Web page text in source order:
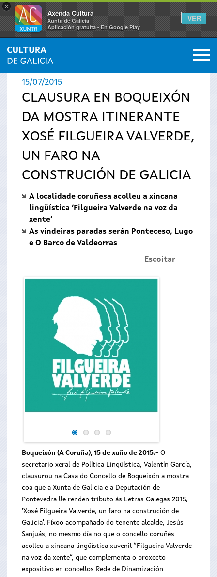
×
Axenda Cultura
Xunta de Galicia
Aplicación gratuíta - En Google Play
VER
Vostede
está
aquí
INICIO › ACTUALIDADE 0
15/07/2015
CLAUSURA EN BOQUEIXÓN
DA MOSTRA ITINERANTE
XOSÉ FILGUEIRA VALVERDE,
UN FARO NA
CONSTRUCIÓN DE GALICIA
A localidade coruñesa acolleu a xincana
lingüística ‘Filgueira Valverde na voz da
xente’
As vindeiras paradas serán Ponteceso, Lugo
e O Barco de Valdeorras
Escoitar
Boqueixón (A Coruña), 15 de xuño de 2015.- O
secretario xeral de Política Lingüística, Valentín García,
clausurou na Casa do Concello de Boqueixón a mostra
coa que a Xunta de Galicia e a Deputación de
Pontevedra lle renden tributo ás Letras Galegas 2015,
'Xosé Filgueira Valverde, un faro na construción de
Galicia'. Fíxoo acompañado do tenente alcalde, Jesús
Sanjuás, no mesmo día no que o concello coruñés
acolleu a xincana lingüística xuvenil “Filgueira Valverde
na voz da xente”, que complementa o proxecto
expositivo en concellos Rede de Dinamización